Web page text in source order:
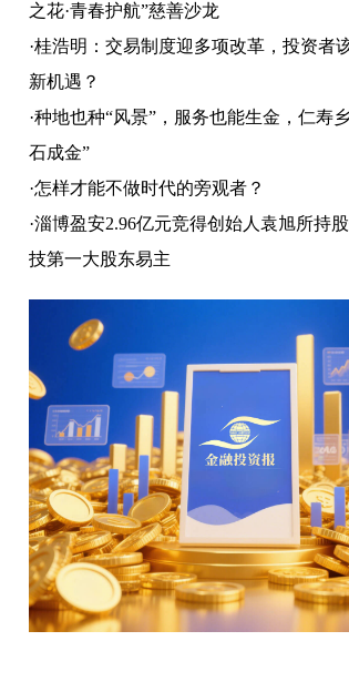
一点号
搜狐号
之花·青春护航”慈善沙龙
·桂浩明：交易制度迎多项改革，投资者
新机遇？
·种地也种“风景”，服务也能生金，仁寿
石成金”
·怎样才能不做时代的旁观者？
·淄博盈安2.96亿元竞得创始人袁旭所持
技第一大股东易主